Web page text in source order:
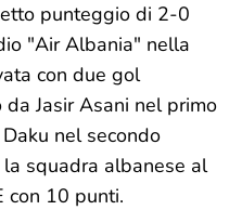
punteggio di 2-0
"Air Albania" nella
con due gol
Jasir Asani nel primo
nel secondo
squadra albanese al
con 10 punti.